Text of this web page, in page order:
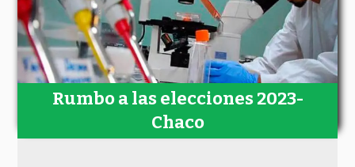
Rumbo a las elecciones 2023-
Chaco